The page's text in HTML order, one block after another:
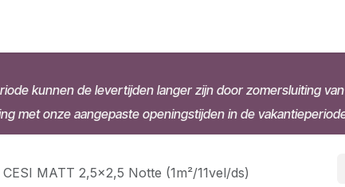
kunnen de levertijden langer zijn door zomersluiting
met onze aangepaste openingstijden in de
CESI MATT 2,5x2,5 Notte (1m²/11vel/ds)